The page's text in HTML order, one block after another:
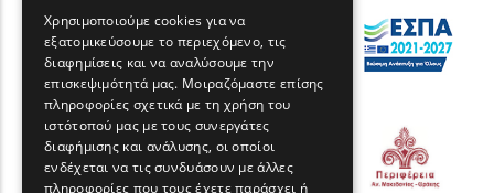
FRENCH
BULGARIAN
ROMANIAN
Χρησιμοποιούμε cookies για να
εξατομικεύσουμε το περιεχόμενο, τις
διαφημίσεις και να αναλύσουμε την
επισκεψιμότητά μας. Μοιραζόμαστε επίσης
πληροφορίες σχετικά με τη χρήση του
ιστότοπού μας με τους συνεργάτες
διαφήμισης και ανάλυσης, οι οποίοι
ενδέχεται να τις συνδυάσουν με άλλες
πληροφορίες που τους έχετε παράσχει ή